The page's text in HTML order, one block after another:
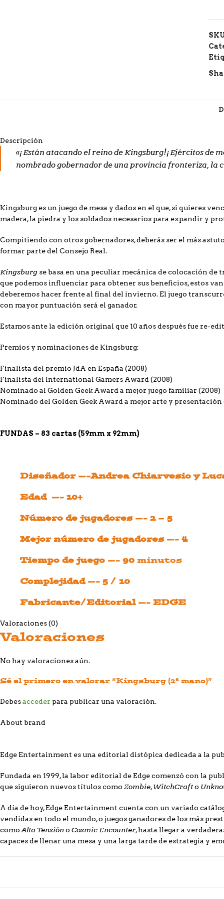
Descripción
«¡Están atacando el reino de Kingsburg!¡Ejércitos de
nombrado gobernador de una provincia fronteriza, la
Kingsburg es un juego de mesa y dados en el que, si quieres
madera, la piedra y los soldados necesarios para expandir y
Compitiendo con otros gobernadores, deberás ser el más
formar parte del Consejo Real.
Kingsburg se basa en una peculiar mecánica de colocación de
que podemos influenciar para obtener sus beneficios, estos
deberemos hacer frente al final del invierno. El juego
con mayor puntuación será el ganador.
Estamos ante la edición original que 10 años después fue re-
Premios y nominaciones de Kingsburg:
Finalista del premio JdA en España (2008)
Finalista del International Gamers Award (2008)
Nominado al Golden Geek Award a mejor juego familiar (2008)
Nominado del Golden Geek Award a mejor arte y presentación
FUNDAS – 83 cartas (59mm x 92mm)
Diseñador —-Andrea Chiarvesio y
Edad —- 10+
Número de jugadores —- 2 – 5
Mejor número de jugadores —- 4
Tiempo de juego —- 90 minutos
Complejidad —- 5 / 10
Fabricante/Editorial —- EDGE
Valoraciones (0)
Valoraciones
No hay valoraciones aún.
Sé el primero en valorar “Kingsburg (2ª mano)”
Debesacceder para publicar una valoración.
About brand
Edge Entertainment es una editorial distópica dedicada a la
Fundada en 1999, la labor editorial de Edge comenzó con la
que siguieron nuevos títulos como Zombie,WitchCrafto
A día de hoy, Edge Entertainment cuenta con un variado
vendidas en todo el mundo, o juegos ganadores de los más
comoAlta Tensióno Cosmic Encounter, hasta llegar a
capaces de llenar una mesa y una larga tarde de estrategia y